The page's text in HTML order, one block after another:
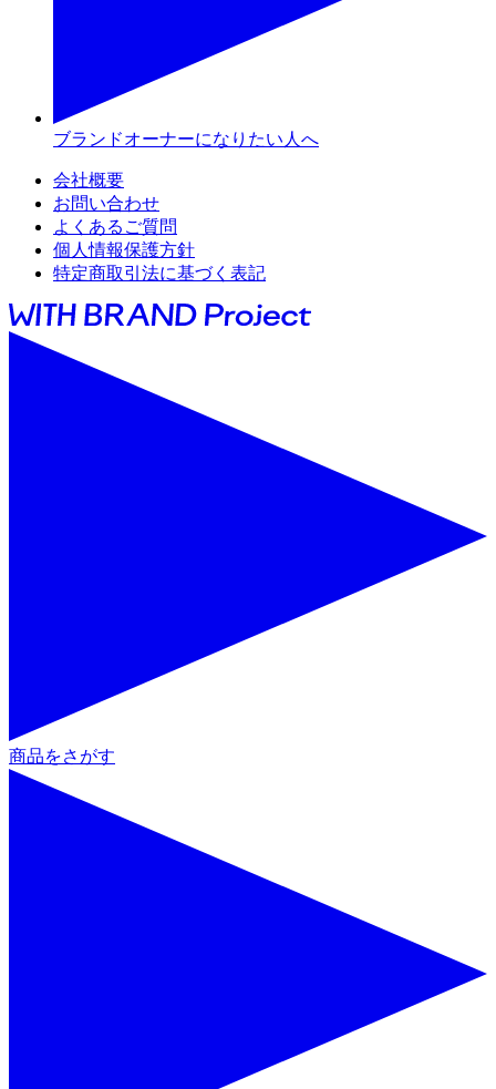
ブランドオーナーになりたい人へ
会社概要
お問い合わせ
よくあるご質問
個人情報保護方針
特定商取引法に基づく表記
商品をさがす